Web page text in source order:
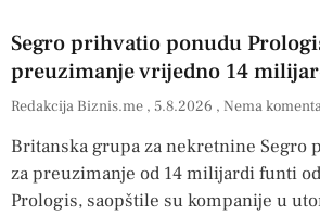
Segro prihvatio ponudu
preuzimanje vrijedno 14
Redakcija Biznis.me 5.8.2026 Nema
Britanska grupa za nekretnine Segro
za preuzimanje od 14 milijardi funti
Prologis, saopštile su kompanije u